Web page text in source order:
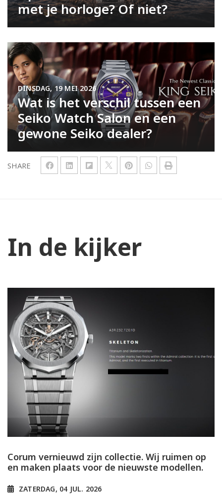
SHARE
met je horloge? Of niet?
Wat is het verschil tussen een
Seiko Watch Salon en een
gewone Seiko dealer?
DINSDAG, 19 MEI 2026
In de kijker
Corum vernieuwd zijn collectie. Wij ruimen op
en maken plaats voor de nieuwste modellen.
ZATERDAG, 04 JUL. 2026